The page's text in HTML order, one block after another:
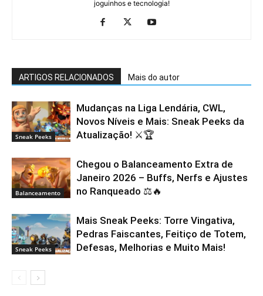
joguinhos e tecnologia!
ARTIGOS RELACIONADOS Mais do autor
Sneak Peeks
Mudanças na Liga Lendária, CWL,
Novos Níveis e Mais: Sneak Peeks da
Atualização! ⚔️🏆
Balanceamento
Chegou o Balanceamento Extra de
Janeiro 2026 – Buffs, Nerfs e Ajustes
no Ranqueado ⚖️🔥
Sneak Peeks
Mais Sneak Peeks: Torre Vingativa,
Pedras Faiscantes, Feitiço de Totem,
Defesas, Melhorias e Muito Mais!